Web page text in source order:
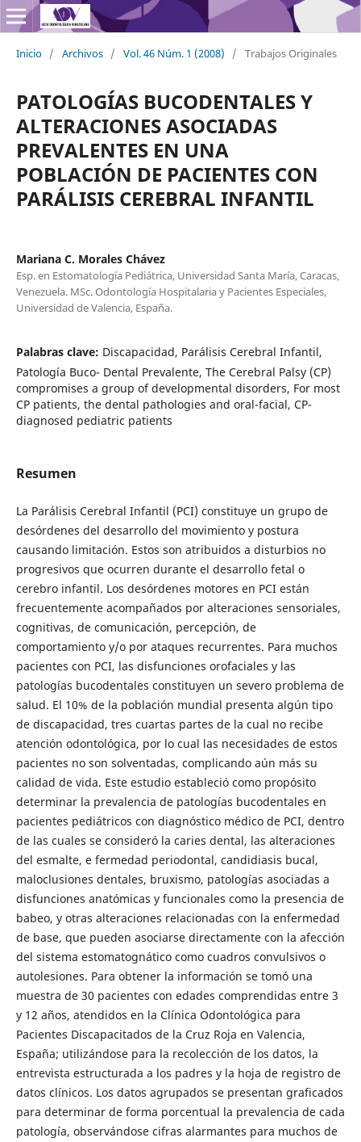
Inicio / Archivos / Vol. 46 Núm. 1 (2008) / Trabajos Originales
PATOLOGÍAS BUCODENTALES Y
ALTERACIONES ASOCIADAS
PREVALENTES EN UNA
POBLACIÓN DE PACIENTES CON
PARÁLISIS CEREBRAL INFANTIL
Mariana C. Morales Chávez
Esp. en Estomatología Pediátrica, Universidad Santa María, Caracas,
Venezuela. MSc. Odontología Hospitalaria y Pacientes Especiales,
Universidad de Valencia, España.
Palabras clave: Discapacidad, Parálisis Cerebral Infantil,
Patología Buco- Dental Prevalente, The Cerebral Palsy (CP)
compromises a group of developmental disorders, For most
CP patients, the dental pathologies and oral-facial, CP-
diagnosed pediatric patients
Resumen
La Parálisis Cerebral Infantil (PCI) constituye un grupo de
desórdenes del desarrollo del movimiento y postura
causando limitación. Estos son atribuidos a disturbios no
progresivos que ocurren durante el desarrollo fetal o
cerebro infantil. Los desórdenes motores en PCI están
frecuentemente acompañados por alteraciones sensoriales,
cognitivas, de comunicación, percepción, de
comportamiento y/o por ataques recurrentes. Para muchos
pacientes con PCI, las disfunciones orofaciales y las
patologías bucodentales constituyen un severo problema de
salud. El 10% de la población mundial presenta algún tipo
de discapacidad, tres cuartas partes de la cual no recibe
atención odontológica, por lo cual las necesidades de estos
pacientes no son solventadas, complicando aún más su
calidad de vida. Este estudio estableció como propósito
determinar la prevalencia de patologías bucodentales en
pacientes pediátricos con diagnóstico médico de PCI, dentro
de las cuales se consideró la caries dental, las alteraciones
del esmalte, e fermedad periodontal, candidiasis bucal,
maloclusiones dentales, bruxismo, patologías asociadas a
disfunciones anatómicas y funcionales como la presencia de
babeo, y otras alteraciones relacionadas con la enfermedad
de base, que pueden asociarse directamente con la afección
del sistema estomatognático como cuadros convulsivos o
autolesiones. Para obtener la información se tomó una
muestra de 30 pacientes con edades comprendidas entre 3
y 12 años, atendidos en la Clínica Odontológica para
Pacientes Discapacitados de la Cruz Roja en Valencia,
España; utilizándose para la recolección de los datos, la
entrevista estructurada a los padres y la hoja de registro de
datos clínicos. Los datos agrupados se presentan graficados
para determinar de forma porcentual la prevalencia de cada
patología, observándose cifras alarmantes para muchos de